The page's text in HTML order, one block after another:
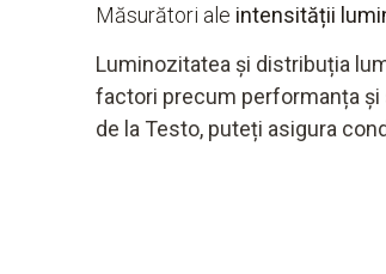
Măsurători ale intensității
Luminozitatea și distribuția
factori precum performanța și
de la Testo, puteți asigura